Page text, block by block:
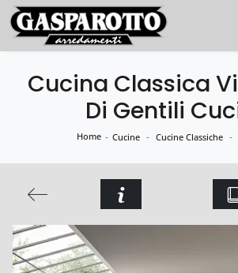
Cucina Classica
Di Gentili
Home - Cucine - Cucine Classiche -